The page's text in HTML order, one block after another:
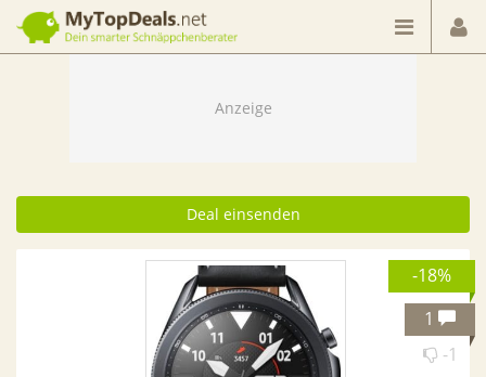
Dein smarter Schnäppchenberater
Deal einsenden
-18%
-1
1